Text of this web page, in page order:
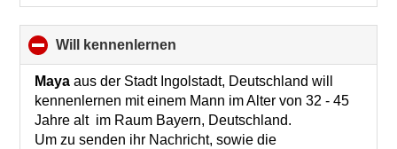
will kennenlernen
to
collapse
contents
Maya aus der Stadt Ingolstadt, Deutschland will
kennenlernen mit einem Mann im Alter von 32 - 45
Jahre alt im Raum Bayern, Deutschland.
Um zu senden ihr Nachricht, sowie die